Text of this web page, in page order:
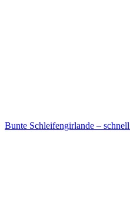
Bunte Schleifengirlande –